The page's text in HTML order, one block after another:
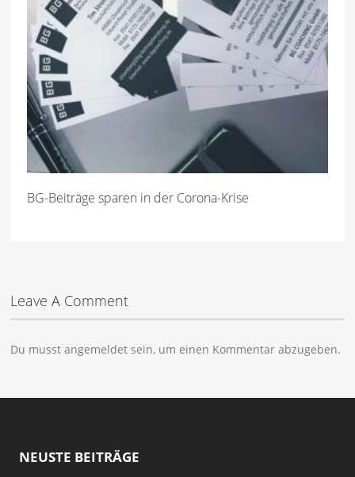
BG-Beiträge sparen in der Corona-Krise
Leave A Comment
Du musstangemeldet sein, um einen Kommentar abzugeben.
NEUSTE BEITRÄGE